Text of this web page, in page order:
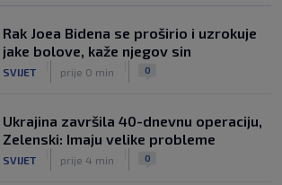
WNBA igračice odgovorile Kanteru
nakon provokacije: "Nećemo biti
politički pijuni"
Rak Joea Bidena se proširio i uzrokuje
jake bolove, kaže njegov sin
SVIJET prije 0 min 0
Ukrajina završila 40-dnevnu operaciju,
Zelenski: Imaju velike probleme
SVIJET prije 4 min 0